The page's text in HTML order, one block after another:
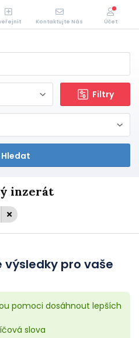
Filtry
Hledat
inzerát
výsledky pro vaše
pomoci dosáhnout lepších
slova
Kontaktujte Nás Účet